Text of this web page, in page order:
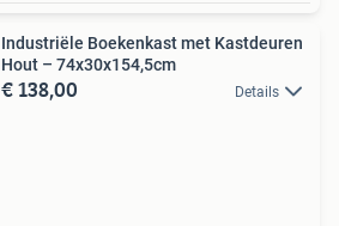
Industriële Boekenkast met Kastdeuren
Hout – 74x30x154,5cm
€ 138,00 Details